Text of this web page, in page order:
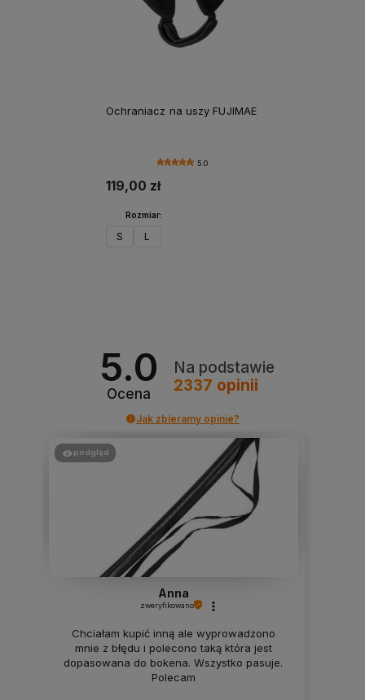
Ochraniacz na uszy FUJIMAE
5.0
119,00 zł
Rozmiar:
S L
5.0
Ocena
Na podstawie
2337 opinii
Jak zbieramy opinie?
podgląd
Anna
zweryfikowano
Chciałam kupić inną ale wyprowadzono
mnie z błędu i polecono taką która jest
dopasowana do bokena. Wszystko pasuje.
Polecam